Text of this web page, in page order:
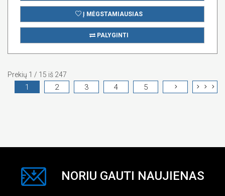
Į MĖGSTAMIAUSIAS
PALYGINTI
Prekių 1 / 15 iš 247
1 2 3 4 5
NORIU GAUTI NAUJIENAS